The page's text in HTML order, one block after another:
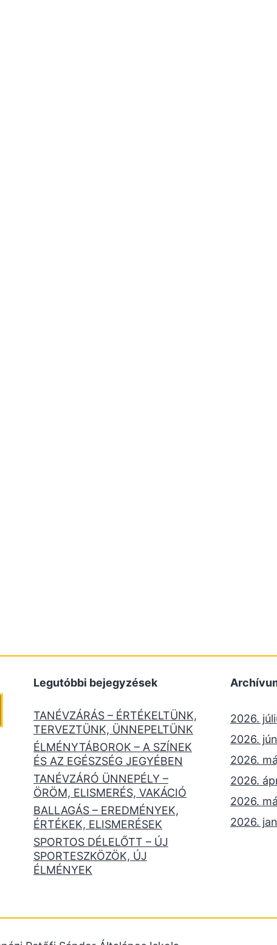
Legutóbbi bejegyzések
TANÉVZÁRÁS – ÉRTÉKELTÜNK,
TERVEZTÜNK, ÜNNEPELTÜNK
ÉLMÉNYTÁBOROK – A SZÍNEK
ÉS AZ EGÉSZSÉG JEGYÉBEN
TANÉVZÁRÓ ÜNNEPÉLY –
ÖRÖM, ELISMERÉS, VAKÁCIÓ
BALLAGÁS – EREDMÉNYEK,
ÉRTÉKEK, ELISMERÉSEK
SPORTOS DÉLELŐTT – ÚJ
SPORTESZKÖZÖK, ÚJ
ÉLMÉNYEK
2026.
2026.
2026.
2026.
2026.
2026.